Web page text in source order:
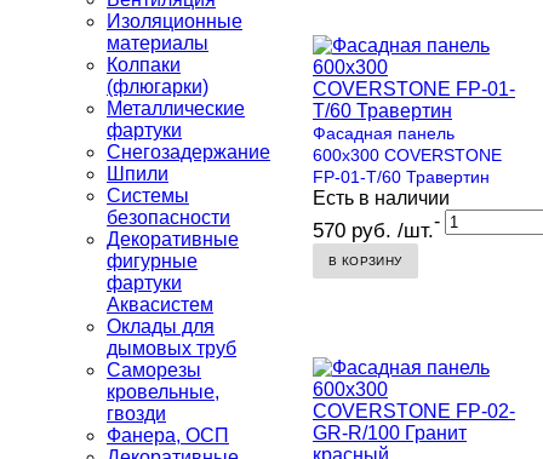
Изоляционные
материалы
Колпаки
(флюгарки)
Металлические
фартуки
Снегозадержание
Шпили
Системы
безопасности
Декоративные
фигурные
фартуки
Аквасистем
Оклады для
дымовых труб
Саморезы
кровельные,
гвозди
Фанера, ОСП
Фасадная панель
600х300 COVERSTONE
FP-01-T/60 Травертин
Есть в наличии
570 руб. /шт.-
В КОРЗИНУ